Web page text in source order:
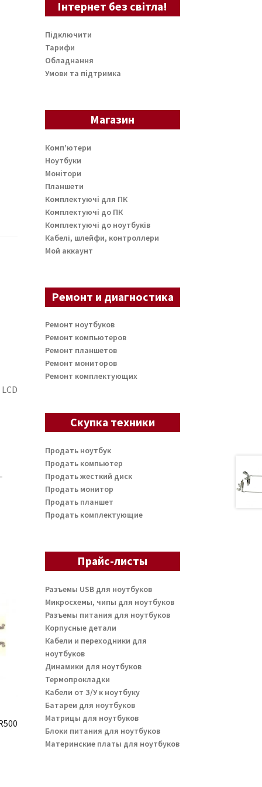
Інтернет без світла!
Підключити
Тарифи
Обладнання
Умови та підтримка
Магазин
Комп’ютери
Ноутбуки
Монітори
Планшети
Комплектуючі для ПК
Комплектуючі до ПК
Комплектуючі до ноутбуків
Кабелі, шлейфи, контроллери
Мой аккаунт
Ремонт и диагностика
Ремонт ноутбуков
Ремонт компьютеров
Ремонт планшетов
Ремонт мониторов
Ремонт комплектующих
Скупка техники
Продать ноутбук
Продать компьютер
Продать жесткий диск
Продать монитор
Продать планшет
Продать комплектующие
Прайс-листы
Разъемы USB для ноутбуков
Микросхемы, чипы для ноутбуков
Разъемы питания для ноутбуков
Корпусные детали
Кабели и переходники для
ноутбуков
Динамики для ноутбуков
Термопрокладки
Кабели от З/У к ноутбуку
Батареи для ноутбуков
Матрицы для ноутбуков
Блоки питания для ноутбуков
Материнские платы для ноутбуков